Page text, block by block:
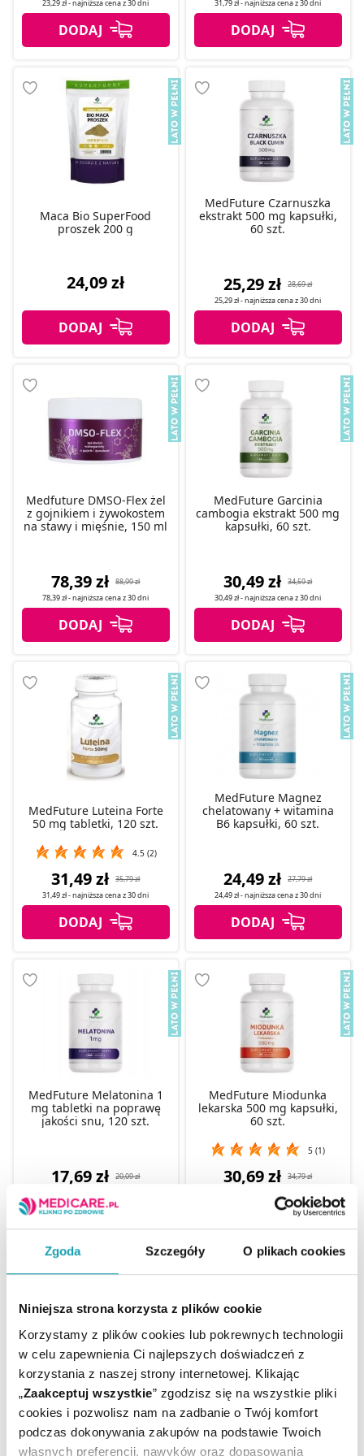
Zgoda Szczegóły O plikach cookies
Niniejsza strona korzysta z plików cookie
Korzystamy z plików cookies lub pokrewnych technologii
w celu zapewnienia Ci najlepszych doświadczeń z
korzystania z naszej strony internetowej. Klikając
„Zaakceptuj wszystkie” zgodzisz się na wszystkie pliki
cookies i pozwolisz nam na zadbanie o Twój komfort
podczas dokonywania zakupów na podstawie Twoich
własnych preferencji, nawyków oraz dopasowania
23,29 zł- najniższa cena z30 dni 31,79 zł- najniższa cena z30 dni
Maca Bio SuperFood
proszek 200 g
24,09 zł
MedFuture Czarnuszka
ekstrakt 500 mg kapsułki,
60 szt.
25,29 zł
28,69 zł
25,29 zł- najniższa cena z30 dni
Medfuture DMSO-Flex żel
z gojnikiem i żywokostem
na stawy i mięśnie, 150 ml
78,39 zł
88,99 zł
78,39 zł- najniższa cena z30 dni
MedFuture Garcinia
cambogia ekstrakt 500 mg
kapsułki, 60 szt.
30,49 zł
34,59 zł
30,49 zł- najniższa cena z30 dni
MedFuture Luteina Forte
50 mg tabletki, 120 szt.
4.5 (2)
31,49 zł
35,79 zł
31,49 zł- najniższa cena z30 dni
MedFuture Magnez
chelatowany + witamina
B6 kapsułki, 60 szt.
24,49 zł
27,79 zł
24,49 zł- najniższa cena z30 dni
MedFuture Melatonina 1
mg tabletki na poprawę
jakości snu, 120 szt.
17,69 zł
20,09 zł
MedFuture Miodunka
lekarska 500 mg kapsułki,
60 szt.
5 (1)
30,69 zł
34,79 zł
MedFuture Żeń-szeń
syberyjski 500 mg
kapsułki, 60 szt.
MSM Siarka organiczna
500 mg 60 kapsułek